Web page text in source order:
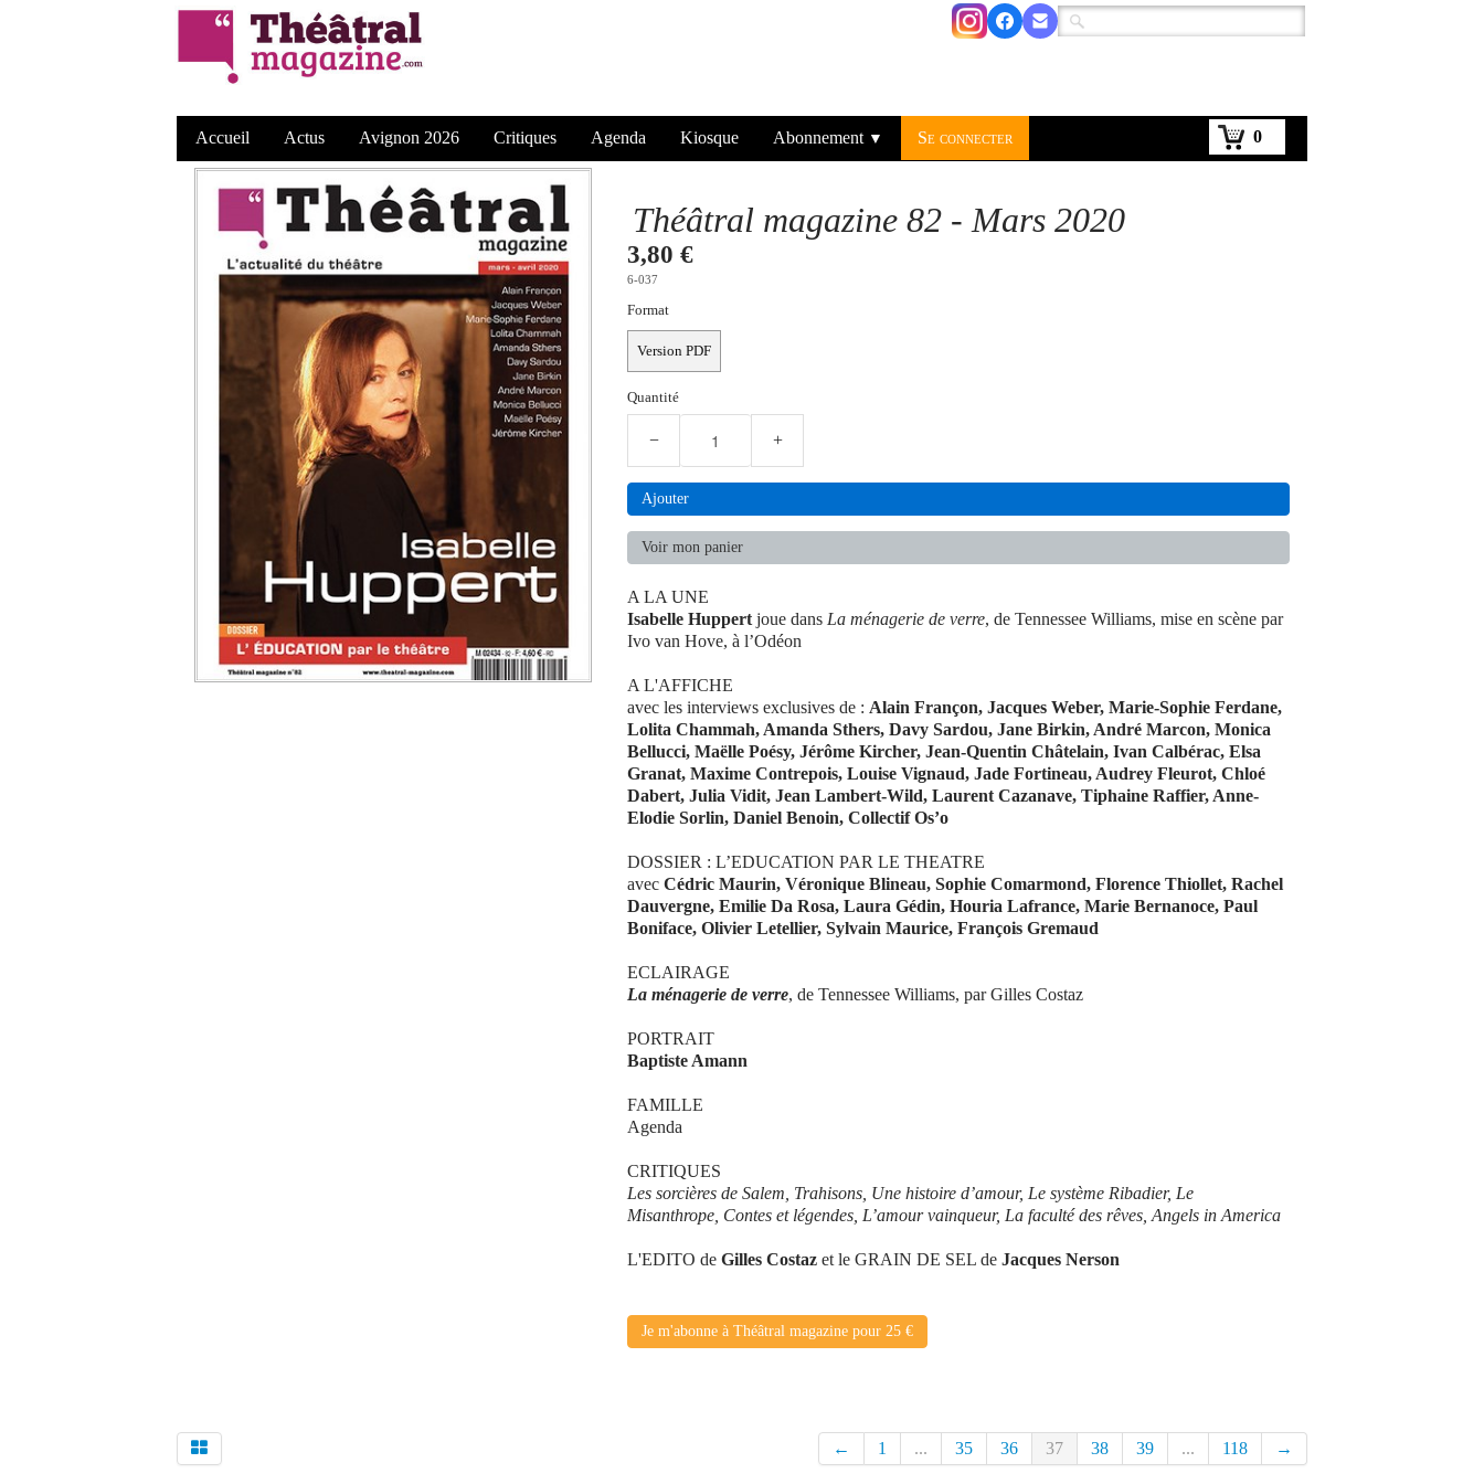
0
Accueil Actus Avignon 2026 Critiques Agenda Kiosque Abonnement ▼ Se connecter
Théâtral magazine 82 - Mars 2020
3,80 €
6-037
Format
Version PDF
Quantité
− +
Ajouter
Voir mon panier
A LA UNE
Isabelle Huppert joue dans La ménagerie de verre, de Tennessee Williams, mise en scène par
Ivo van Hove, à l’Odéon
A L'AFFICHE
avec les interviews exclusives de : Alain Françon, Jacques Weber, Marie-Sophie Ferdane,
Lolita Chammah, Amanda Sthers, Davy Sardou, Jane Birkin, André Marcon, Monica
Bellucci, Maëlle Poésy, Jérôme Kircher, Jean-Quentin Châtelain, Ivan Calbérac, Elsa
Granat, Maxime Contrepois, Louise Vignaud, Jade Fortineau, Audrey Fleurot, Chloé
Dabert, Julia Vidit, Jean Lambert-Wild, Laurent Cazanave, Tiphaine Raffier, Anne-
Elodie Sorlin, Daniel Benoin, Collectif Os’o
DOSSIER : L’EDUCATION PAR LE THEATRE
avec Cédric Maurin, Véronique Blineau, Sophie Comarmond, Florence Thiollet, Rachel
Dauvergne, Emilie Da Rosa, Laura Gédin, Houria Lafrance, Marie Bernanoce, Paul
Boniface, Olivier Letellier, Sylvain Maurice, François Gremaud
ECLAIRAGE
La ménagerie de verre, de Tennessee Williams, par Gilles Costaz
PORTRAIT
Baptiste Amann
FAMILLE
Agenda
CRITIQUES
Les sorcières de Salem, Trahisons, Une histoire d’amour, Le système Ribadier, Le
Misanthrope, Contes et légendes, L’amour vainqueur, La faculté des rêves, Angels in America
L'EDITO de Gilles Costaz et le GRAIN DE SEL de Jacques Nerson
Je m'abonne à Théâtral magazine pour 25 €
← 1 ... 35 36 37 38 39 ... 118 →